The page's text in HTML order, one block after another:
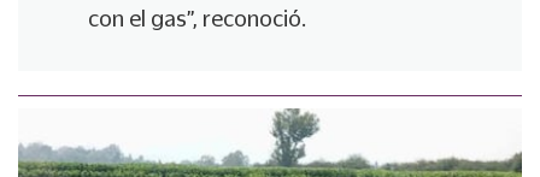
con el gas”, reconoció.